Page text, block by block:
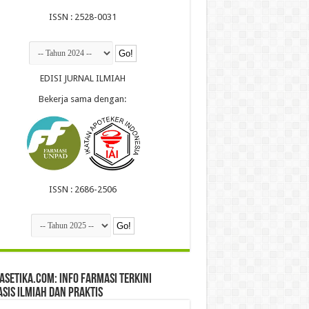
ISSN : 2528-0031
EDISI JURNAL ILMIAH
Bekerja sama dengan:
ISSN : 2686-2506
Info Farmasi Terkini
Ilmiah dan Praktis